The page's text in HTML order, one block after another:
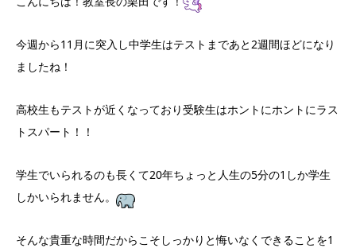
今週から11月に突入し中学生はテストまであと2週間ほどになり
ましたね！
高校生もテストが近くなっており受験生はホントにホントにラス
トスパート！！
学生でいられるのも長くて20年ちょっと人生の5分の1しか学生
しかいられません。
そんな貴重な時間だからこそしっかりと悔いなくできることを1